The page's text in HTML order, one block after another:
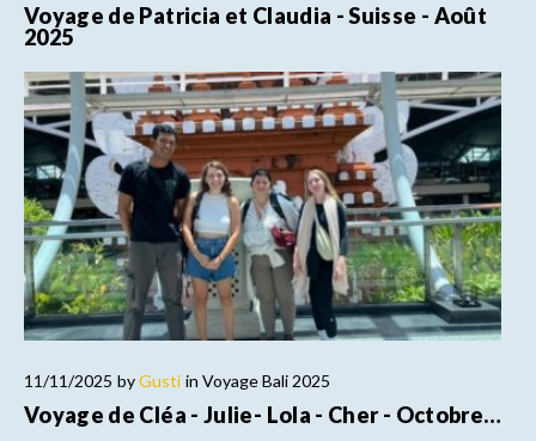
Voyage de Patricia et Claudia - Suisse - Août
2025
11/11/2025 byGusti in Voyage Bali 2025
Voyage de Cléa - Julie- Lola - Cher - Octobre…